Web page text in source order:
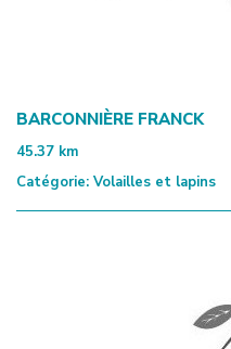
BARCONNIÈRE FRANCK
45.37 km
Catégorie: Volailles et lapins